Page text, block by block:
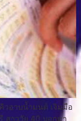
อาบน้ำมนต์ เจิมมือ
สาววัย 40 บอกมา